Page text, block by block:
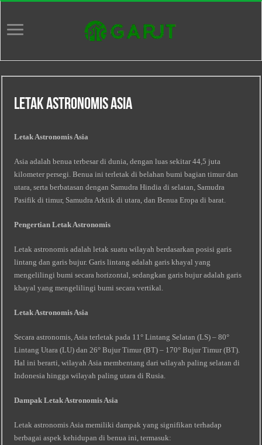
Letak Astronomis Asia
Letak Astronomis Asia
Asia adalah benua terbesar di dunia, dengan luas sekitar 44,5 juta
kilometer persegi. Benua ini terletak di belahan bumi bagian timur dan
utara, serta berbatasan dengan Samudra Hindia di selatan, Samudra
Pasifik di timur, Samudra Arktik di utara, dan Benua Eropa di barat.
Pengertian Letak Astronomis
Letak astronomis adalah letak suatu wilayah berdasarkan posisi garis
lintang dan garis bujur. Garis lintang adalah garis khayal yang
mengelilingi bumi secara horizontal, sedangkan garis bujur adalah garis
khayal yang mengelilingi bumi secara vertikal.
Letak Astronomis Asia
Secara astronomis, Asia terletak pada 11° Lintang Selatan (LS) – 80°
Lintang Utara (LU) dan 26° Bujur Timur (BT) – 170° Bujur Timur (BT).
Hal ini berarti, wilayah Asia membentang dari wilayah paling selatan di
Indonesia hingga wilayah paling utara di Rusia.
Dampak Letak Astronomis Asia
Letak astronomis Asia memiliki dampak yang signifikan terhadap
berbagai aspek kehidupan di benua ini, termasuk: